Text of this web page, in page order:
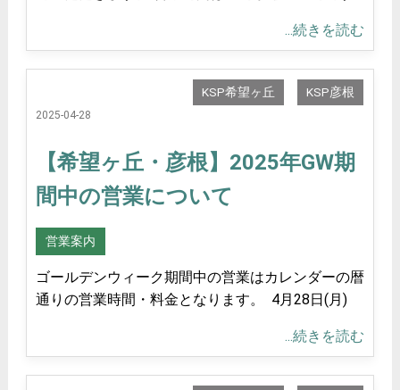
...続きを読む
2025-04-28
【希望ヶ丘・彦根】2025年GW期
間中の営業について
KSP希望ヶ丘 KSP彦根
営業案内
ゴールデンウィーク期間中の営業はカレンダーの暦
通りの営業時間・料金となります。 4月28日(月)
...続きを読む